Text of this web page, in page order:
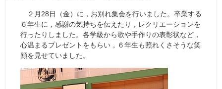
２月28日（金）に，お別れ集会を行いました。卒業する
６年生に，感謝の気持ちを伝えたり，レクリエーションを
行ったりしました。各学級から歌や手作りの表彰状など，
心温まるプレゼントをもらい，６年生も照れくさそうな笑
顔を見せていました。